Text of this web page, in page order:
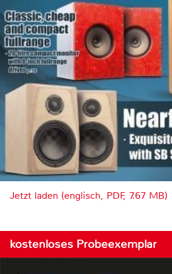
Jetzt laden (englisch, PDF, 7.67 MB)
kostenloses Probeexemplar